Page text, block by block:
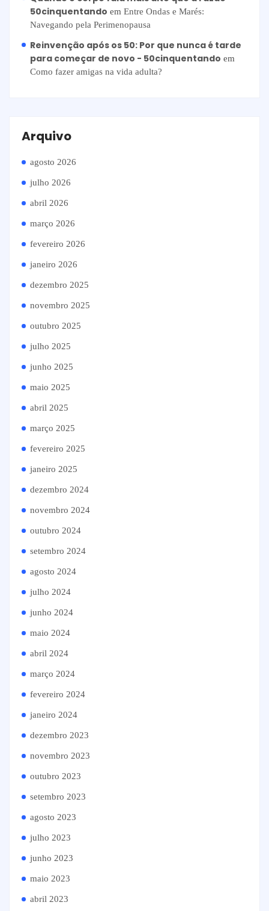
50cinquentando em Entre Ondas e Marés:
Navegando pela Perimenopausa
Reinvenção após os 50: Por que nunca é tarde
para começar de novo - 50cinquentando em
Como fazer amigas na vida adulta?
Arquivo
agosto 2026
julho 2026
abril 2026
março 2026
fevereiro 2026
janeiro 2026
dezembro 2025
novembro 2025
outubro 2025
julho 2025
junho 2025
maio 2025
abril 2025
março 2025
fevereiro 2025
janeiro 2025
dezembro 2024
novembro 2024
outubro 2024
setembro 2024
agosto 2024
julho 2024
junho 2024
maio 2024
abril 2024
março 2024
fevereiro 2024
janeiro 2024
dezembro 2023
novembro 2023
outubro 2023
setembro 2023
agosto 2023
julho 2023
junho 2023
maio 2023
abril 2023